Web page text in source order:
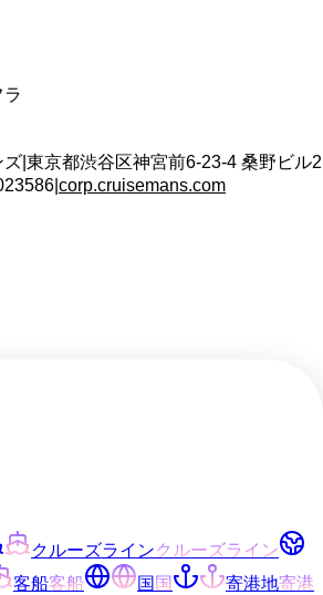
ズ 東京都渋谷区神宮前6-23-4 桑野ビル2
corp.cruisemans.com
クルーズラインクルーズライン
客船客船 国国 寄港地寄港